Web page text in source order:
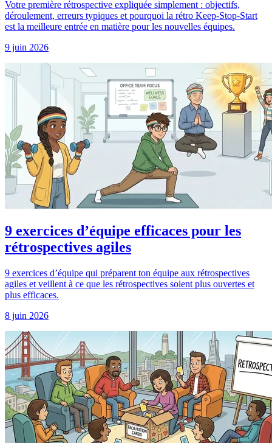
Votre première rétrospective expliquée simplement : objectifs,
déroulement, erreurs typiques et pourquoi la rétro Keep-Stop-Start
est la meilleure entrée en matière pour les nouvelles équipes.
9 juin 2026
9 exercices d’équipe efficaces pour les
rétrospectives agiles
9 exercices d’équipe qui préparent ton équipe aux rétrospectives
agiles et veillent à ce que les rétrospectives soient plus ouvertes et
plus efficaces.
8 juin 2026